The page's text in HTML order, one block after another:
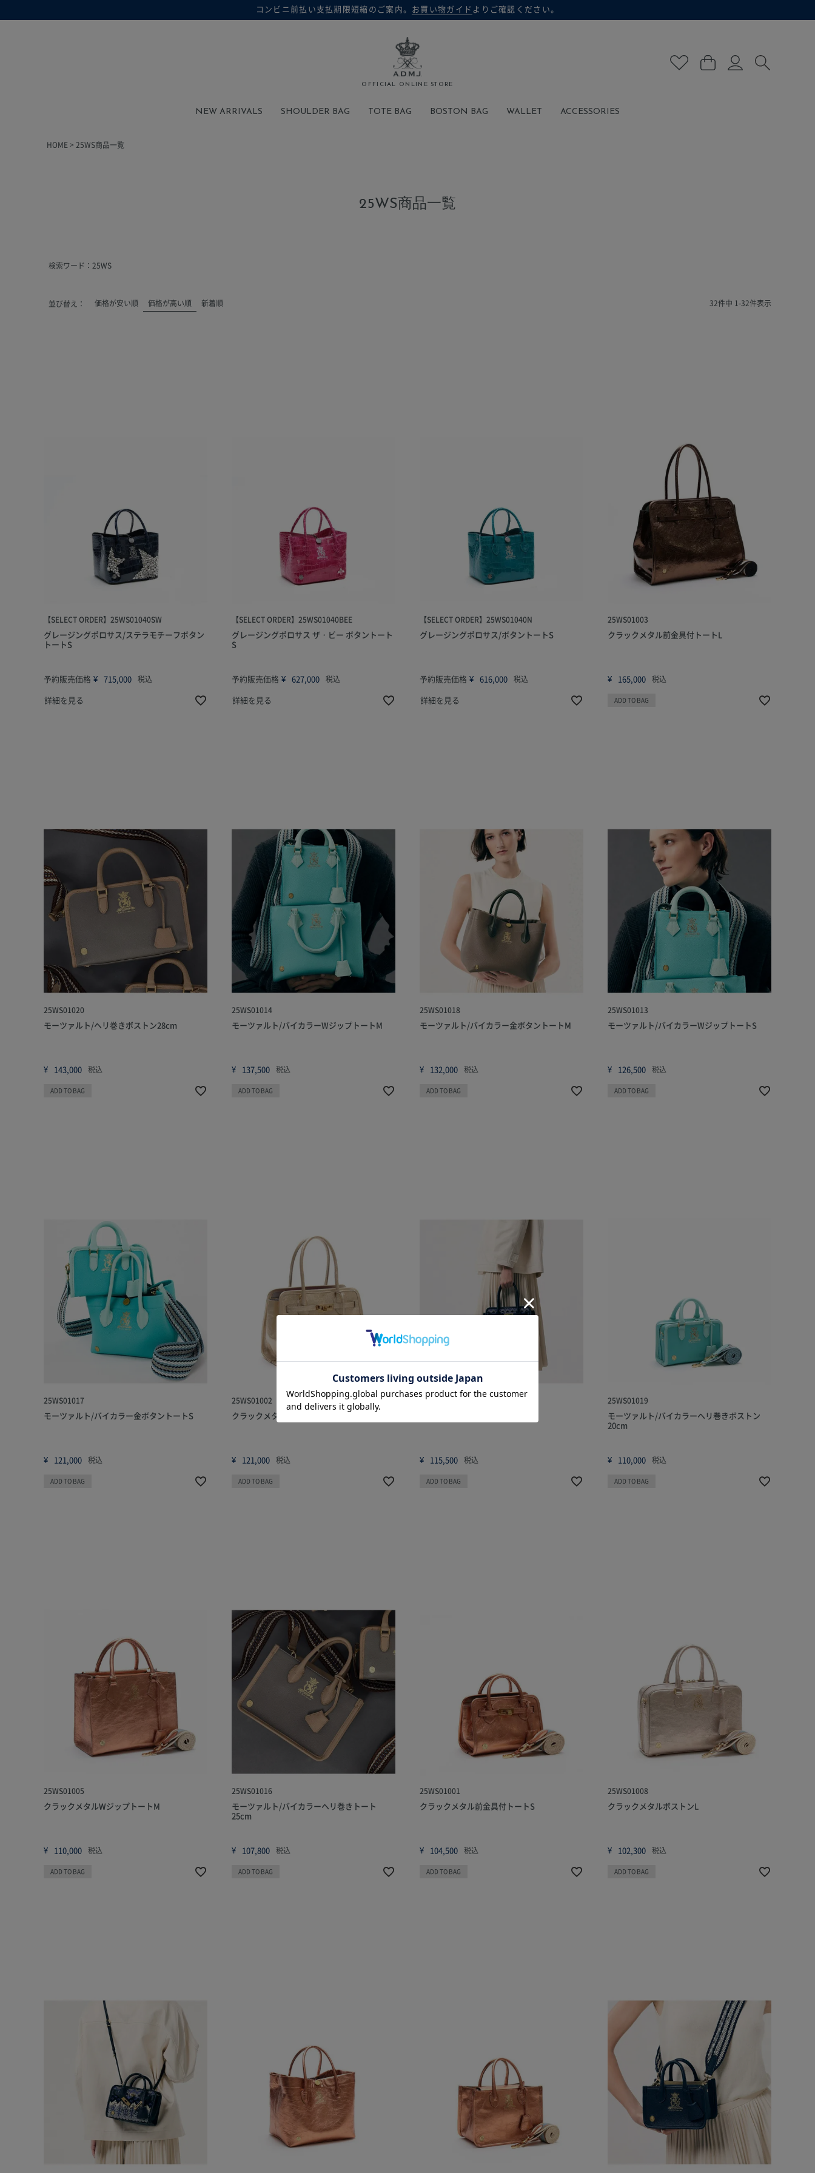
コンビニ前払い支払期限短縮のご案内。 お買い物ガイド よりご確認ください。
OFFICIAL ONLINE STORE
在庫なし商品
検索
NEW ARRIVALS SHOULDER BAG TOTE BAG BOSTON BAG WALLET ACCESSORIES
HOME 25WS商品一覧
25WS商品一覧
検索ワード：25WS
並び替え 価格が安い順 価格が高い順 新着順 32件中 1-32件表示
【SELECT ORDER】25WS01040SW
グレージングポロサス/ステラモチーフボタン
トートS
予約販売価格 ¥ 715,000 税込
詳細を見る
【SELECT ORDER】25WS01040BEE
グレージングポロサス ザ・ビー ボタントート
S
予約販売価格 ¥ 627,000 税込
詳細を見る
【SELECT ORDER】25WS01040N
グレージングポロサス/ボタントートS
予約販売価格 ¥ 616,000 税込
詳細を見る
25WS01003
クラックメタル前金具付トートL
¥ 165,000 税込
ADD TO BAG
25WS01020
モーツァルト/ヘリ巻きボストン28cm
¥ 143,000 税込
ADD TO BAG
25WS01014
モーツァルト/バイカラーWジップトートM
¥ 137,500 税込
ADD TO BAG
25WS01018
モーツァルト/バイカラー金ボタントートM
¥ 132,000 税込
ADD TO BAG
25WS01013
モーツァルト/バイカラーWジップトートS
¥ 126,500 税込
ADD TO BAG
25WS01017
モーツァルト/バイカラー金ボタントートS
¥ 121,000 税込
ADD TO BAG
25WS01002
クラックメタル前金具付トートM
¥ 121,000 税込
ADD TO BAG
25WS01029
¥ 115,500 税込
ADD TO BAG
25WS01019
モーツァルト/バイカラーヘリ巻きボストン
20cm
¥ 110,000 税込
ADD TO BAG
25WS01005
クラックメタルWジップトートM
¥ 110,000 税込
ADD TO BAG
25WS01016
モーツァルト/バイカラーヘリ巻きトート
25cm
¥ 107,800 税込
ADD TO BAG
25WS01001
クラックメタル前金具付トートS
¥ 104,500 税込
ADD TO BAG
25WS01008
クラックメタルボストンL
¥ 102,300 税込
ADD TO BAG